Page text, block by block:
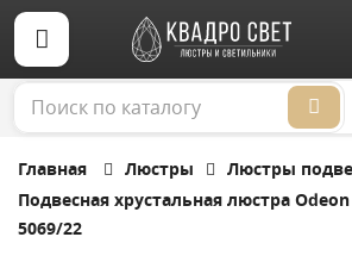
Главная Люстры
Люстры
Подвесная хрустальная люстра
5069/22